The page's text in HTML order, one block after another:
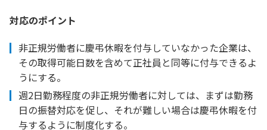
対応のポイント
非正規労働者に慶弔休暇を付与していなかった企業は、
その取得可能日数を含めて正社員と同等に付与できるよ
うにする。
週2日勤務程度の非正規労働者に対しては、まずは勤務
日の振替対応を促し、それが難しい場合は慶弔休暇を付
与するように制度化する。